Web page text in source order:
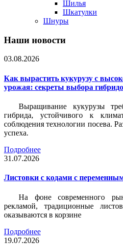
Шилья
Шкатулки
Шнуры
Наши новости
03.08.2026
Как вырастить кукурузу с
урожая: секреты выбора
Выращивание кукурузы
гибрида, устойчивого к
соблюдения технологии посева.
успеха.
Подробнее
31.07.2026
Листовки c кодами с
На фоне современного
рекламой, традиционные
оказываются в корзине
Подробнее
19.07.2026